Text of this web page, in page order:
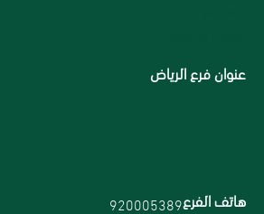
عنوان فرع الرياض
هاتف الفرع920005389